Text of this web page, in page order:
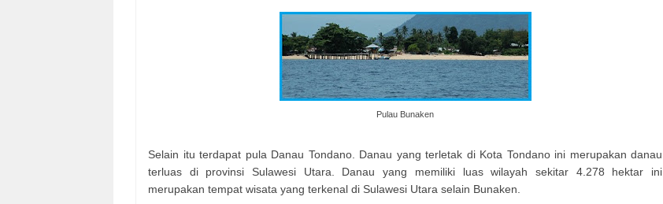
Pulau Bunaken
Selain itu terdapat pula Danau Tondano. Danau yang terletak di Kota Tondano ini merupakan danau
terluas di provinsi Sulawesi Utara. Danau yang memiliki luas wilayah sekitar 4.278 hektar ini
merupakan tempat wisata yang terkenal di Sulawesi Utara selain Bunaken.